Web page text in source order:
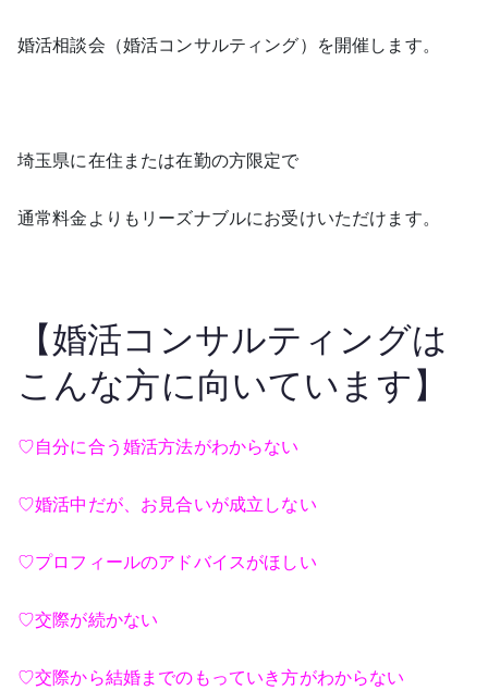
婚活相談会（婚活コンサルティング）を開催します。
埼玉県に在住または在勤の方限定で
通常料金よりもリーズナブルにお受けいただけます。
【婚活コンサルティングは
こんな方に向いています】
♡自分に合う婚活方法がわからない
♡婚活中だが、お見合いが成立しない
♡プロフィールのアドバイスがほしい
♡交際が続かない
♡交際から結婚までのもっていき方がわからない